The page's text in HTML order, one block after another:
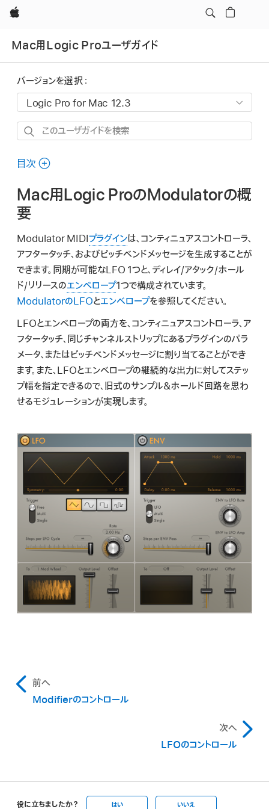
Apple
Mac用Logic Proユーザガイド
バージョンを選択：
こ
ユ
ザ
ガ
イ
ド
を
検
索
目次
Mac用Logic ProのModulatorの概
要
Modulator MIDIプラグインは、コンティニュアスコントローラ、
アフタータッチ、およびピッチベンドメッセージを生成することが
できます。同期が可能なLFO 1つと、ディレイ/アタック/ホール
ド/リリースのエンベロープ1つで構成されています。
ModulatorのLFOとエンベロープを参照してください。
LFOとエンベロープの両方を、コンティニュアスコントローラ、ア
フタータッチ、同じチャンネルストリップにあるプラグインのパラ
メータ、またはピッチベンドメッセージに割り当てることができ
ます。また、LFOとエンベロープの継続的な出力に対してステッ
プ幅を指定できるので、旧式のサンプル&ホールド回路を思わ
せるモジュレーションが実現します。
前へ
Modifierのコントロール
次へ
LFOのコントロール
役に立ちましたか？ はい いいえ